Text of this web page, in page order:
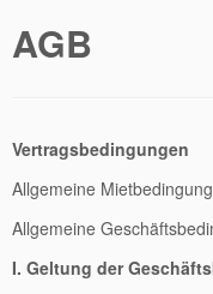
AGB
Vertragsbedingungen
Allgemeine
Allgemeine
I. Geltung der